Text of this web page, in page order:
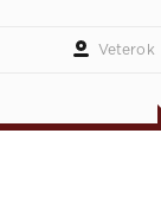
Veterok